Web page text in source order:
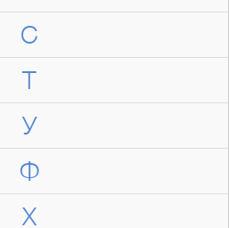
С
Т
У
Ф
Х